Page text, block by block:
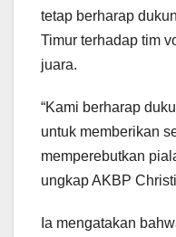
tetap berharap
Timur terhadap tim
juara.
“Kami berharap
untuk memberikan
memperebutkan
ungkap AKBP
Ia mengatakan